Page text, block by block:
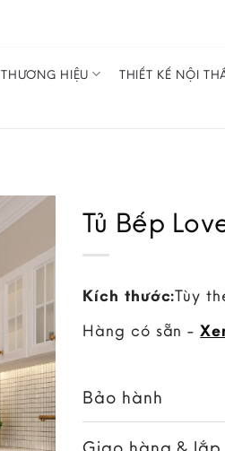
THƯƠNG HIỆU THIẾT KẾ NỘI
Tủ Bếp
Kích thước:Tùy
Hàng có sẵn -
Bảo hành